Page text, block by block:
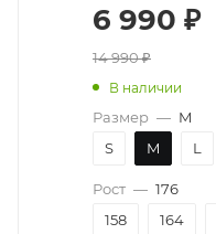
6 990 ₽
14 990₽
В наличии
Размер — M
S
M L
Рост — 176
158
164